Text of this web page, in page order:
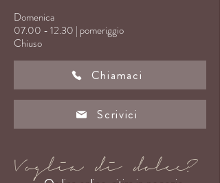
Domenica
07.00 - 12.30 | pomeriggio
Chiuso
Chiamaci
Scrivici
Voglia di dolce?